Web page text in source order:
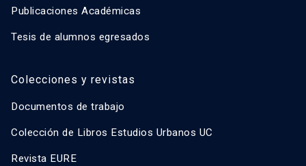
Publicaciones Académicas
Tesis de alumnos egresados
Colecciones y revistas
Documentos de trabajo
Colección de Libros Estudios Urbanos UC
Revista EURE